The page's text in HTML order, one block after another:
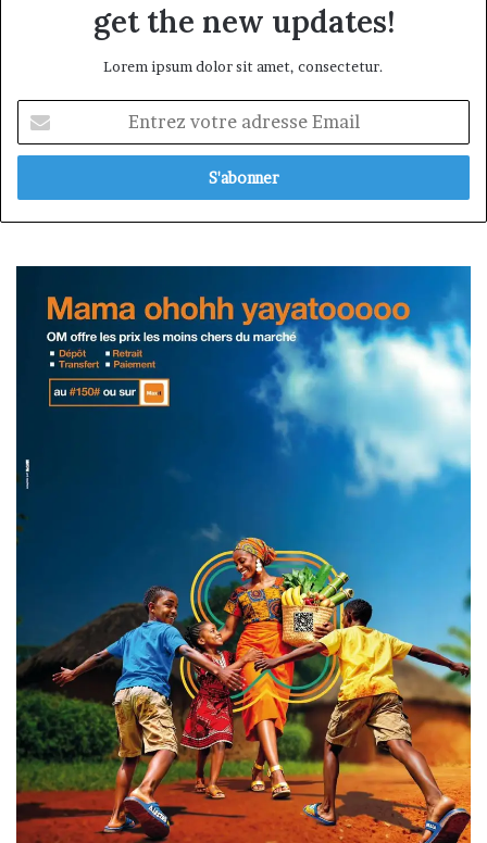
get the new updates!
Lorem ipsum dolor sit amet, consectetur.
votre
adresse